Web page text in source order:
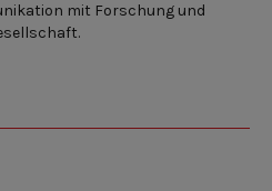
mit Forschung und